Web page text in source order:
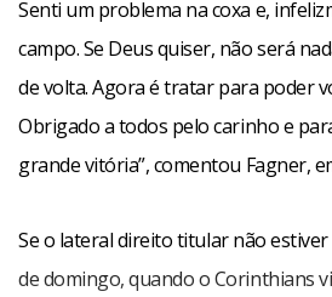
Senti um problema na coxa e,
campo. Se Deus quiser, não será
de volta. Agora é tratar para poder
Obrigado a todos pelo carinho e
grande vitória”, comentou Fagner,
Se o lateral direito titular não
de domingo, quando o Corinthians